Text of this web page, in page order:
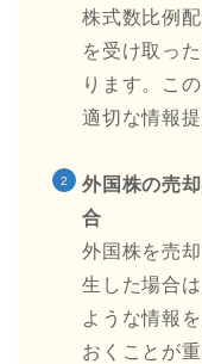
株式数比例
を受け取っ
ります。こ
適切な情報
外国株の売
合
外国株を売
生した場合
ような情報
おくことが重